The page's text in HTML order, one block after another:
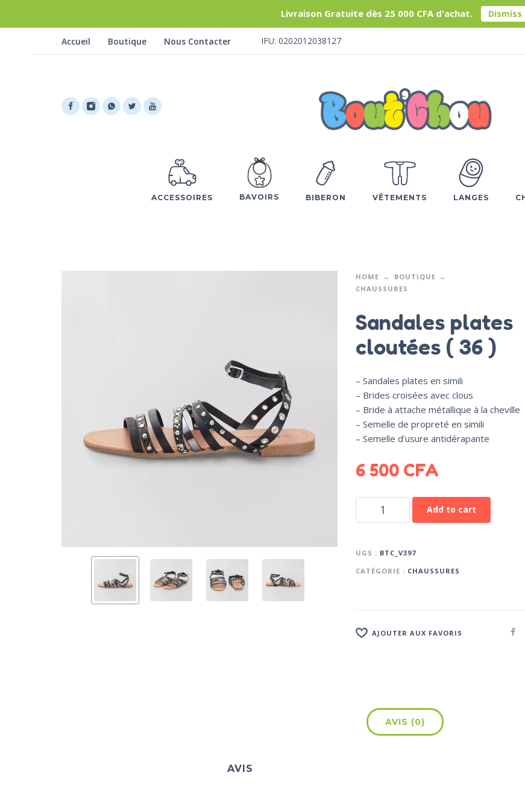
Livraison Gratuite dès 25 000 CFA d'achat. Dismiss
Accueil Boutique Nous Contacter IFU: 0202012038127
ACCESSOIRES BAVOIRS BIBERON VÊTEMENTS LANGES
HOME
BOUTIQUE
CHAUSSURES
Sandales plates
cloutées ( 36 )
– Sandales plates en simili
– Brides croisées avec clous
– Bride à attache métallique à la cheville
– Semelle de propreté en simili
– Semelle d’usure antidérapante
6 500 CFA
Add to cart
UGS : BTC_V397
CATÉGORIE : CHAUSSURES
AJOUTER AUX FAVORIS
AVIS (0)
AVIS